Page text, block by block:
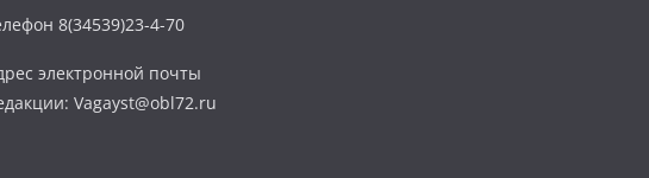
8(34539)23-4-70
электронной почты
Vagayst@obl72.ru